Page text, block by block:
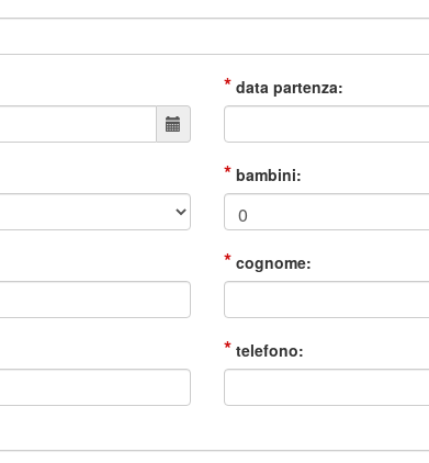
* data partenza:
* bambini:
* cognome:
* telefono: